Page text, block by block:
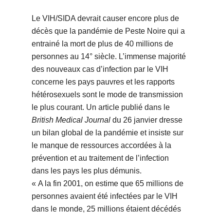
Le VIH/SIDA devrait causer encore plus de
décès que la pandémie de Peste Noire qui a
entrainé la mort de plus de 40 millions de
personnes au 14° siècle. L’immense majorité
des nouveaux cas d’infection par le VIH
concerne les pays pauvres et les rapports
hétérosexuels sont le mode de transmission
le plus courant. Un article publié dans le
British Medical Journaldu 26 janvier dresse
un bilan global de la pandémie et insiste sur
le manque de ressources accordées à la
prévention et au traitement de l’infection
dans les pays les plus démunis.
« A la fin 2001, on estime que 65 millions de
personnes avaient été infectées par le VIH
dans le monde, 25 millions étaient décédés